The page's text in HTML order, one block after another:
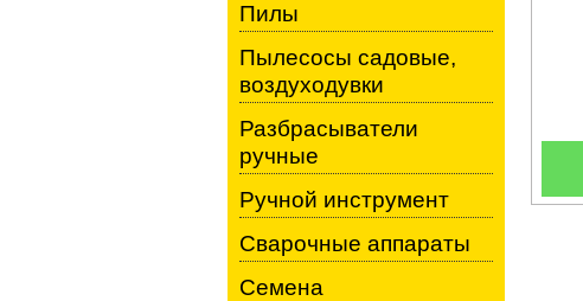
Пилы
Пылесосы садовые,
воздуходувки
Разбрасыватели
ручные
Ручной инструмент
Сварочные аппараты
Семена